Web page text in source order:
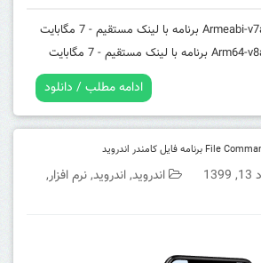
ادامه مطلب / دانلود
اندروید,اندروید,نرم افزار,